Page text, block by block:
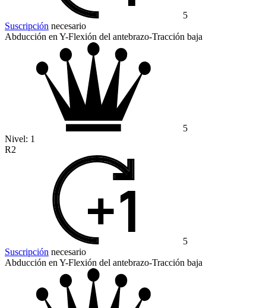
5
Suscripción necesario
Abducción en Y-Flexión del antebrazo-Tracción baja
5
Nivel: 1
R2
5
Suscripción necesario
Abducción en Y-Flexión del antebrazo-Tracción baja